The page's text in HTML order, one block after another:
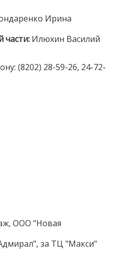
Ирина
части:Илюхин Василий
(8202) 28-59-26, 24-72-
ООО "Новая
за ТЦ "Макси"